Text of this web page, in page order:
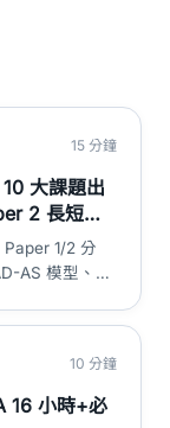
15 分鐘
大課題出
2 長短題
習重點｜
1/2 分
AS 模型、宏
習優先次
10 分鐘
16 小時+必